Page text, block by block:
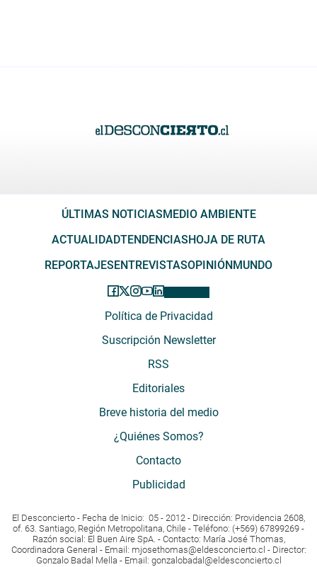
ÚLTIMAS NOTICIAS MEDIO AMBIENTE
ACTUALIDADTENDENCIAS HOJA DE RUTA
REPORTAJES ENTREVISTASOPINIÓN MUNDO
Política de Privacidad
Suscripción Newsletter
RSS
Editoriales
Breve historia del medio
¿Quiénes Somos?
Contacto
Publicidad
El Desconcierto - Fecha de Inicio: 05 - 2012 - Dirección: Providencia 2608,
of. 63. Santiago, Región Metropolitana, Chile - Teléfono: (+569) 67899269 -
Razón social: El Buen Aire SpA. - Contacto: María José Thomas,
Coordinadora General - Email: mjosethomas@eldesconcierto.cl - Director:
Gonzalo Badal Mella - Email: gonzalobadal@eldesconcierto.cl